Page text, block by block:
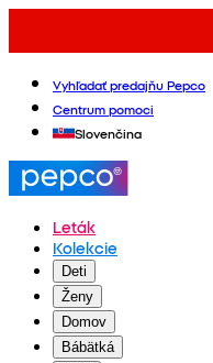
Vyhľadať predajňu Pepco
Centrum pomoci
Slovenčina
Leták
Kolekcie
Deti
Ženy
Domov
Bábätká